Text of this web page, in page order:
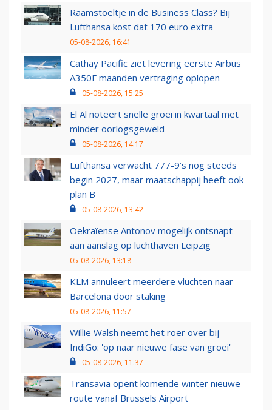
Raamstoeltje in de Business Class? Bij
Lufthansa kost dat 170 euro extra
05-08-2026, 16:41
Cathay Pacific ziet levering eerste Airbus
A350F maanden vertraging oplopen
05-08-2026, 15:25
El Al noteert snelle groei in kwartaal met
minder oorlogsgeweld
05-08-2026, 14:17
Lufthansa verwacht 777-9’s nog steeds
begin 2027, maar maatschappij heeft ook
plan B
05-08-2026, 13:42
Oekraïense Antonov mogelijk ontsnapt
aan aanslag op luchthaven Leipzig
05-08-2026, 13:18
KLM annuleert meerdere vluchten naar
Barcelona door staking
05-08-2026, 11:57
Willie Walsh neemt het roer over bij
IndiGo: 'op naar nieuwe fase van groei'
05-08-2026, 11:37
Transavia opent komende winter nieuwe
route vanaf Brussels Airport